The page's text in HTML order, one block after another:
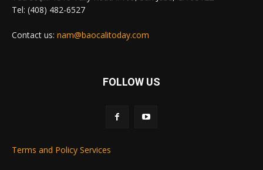
Tel: (408) 482-6527
Contact us: nam@baocalitoday.com
FOLLOW US
Terms and Policy Services